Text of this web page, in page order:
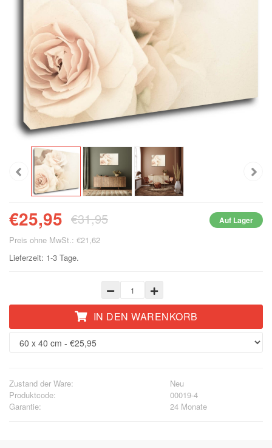
€25,95 €31,95 Auf Lager
Preis ohne MwSt.: €21,62
Lieferzeit: 1-3 Tage.
IN DEN WARENKORB
Zustand der Ware:
Neu
Produktcode:
00019-4
Garantie:
24 Monate